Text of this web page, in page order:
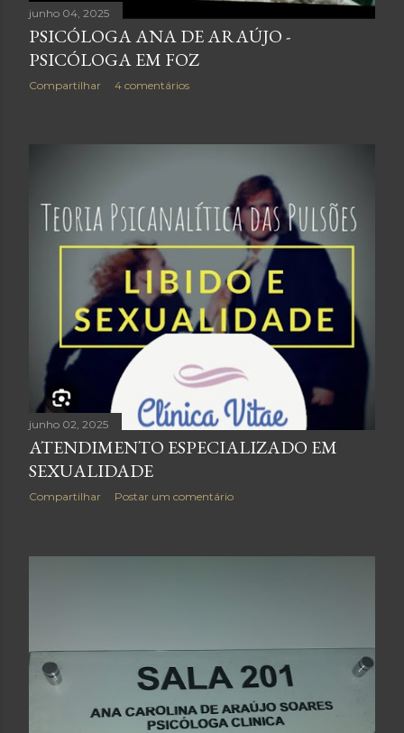
junho 04, 2025
PSICÓLOGA ANA DE ARAÚJO -
PSICÓLOGA EM FOZ
Compartilhar 4 comentários
junho 02, 2025
ATENDIMENTO ESPECIALIZADO EM
SEXUALIDADE
Compartilhar Postar um comentário